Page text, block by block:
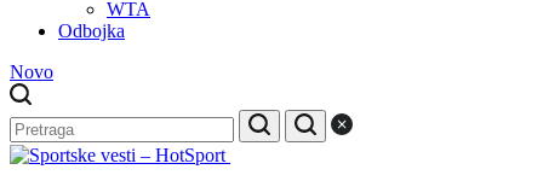
WTA
Odbojka
Novo